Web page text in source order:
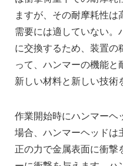
ますが、その耐摩耗性
需要には適していない。
に交換するため、装置の
って、ハンマーの機能と
新しい材料と新しい技術
作業開始時にハンマーヘ
場合、ハンマーヘッドは
正の力で金属表面に衝撃